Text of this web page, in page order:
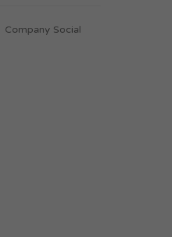
Company Social